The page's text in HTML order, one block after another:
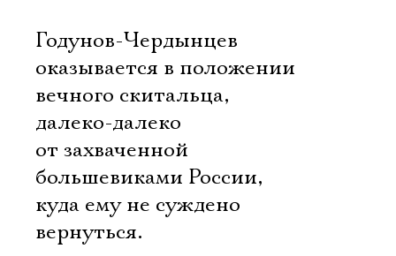
Годунов-Чердынцев
оказывается в положении
вечного скитальца,
далеко-далеко
от захваченной
большевиками России,
куда ему не суждено
вернуться.